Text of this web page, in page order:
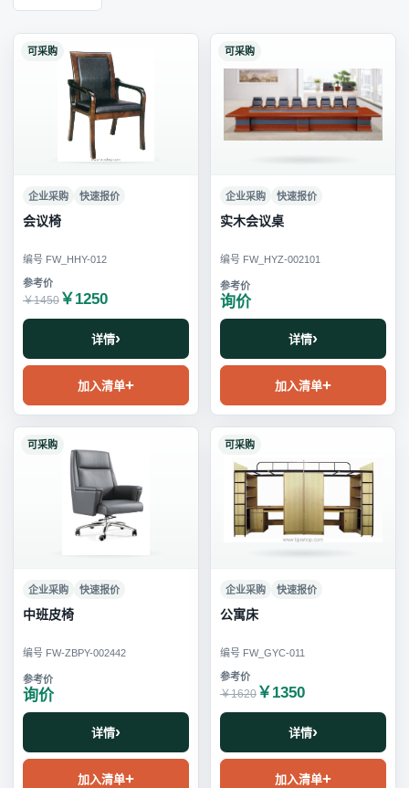
可采购
企业采购 快速报价
会议椅
编号 FW_HHY-012
￥1450 ￥1250
详情
加入清单
可采购
企业采购 快速报价
实木会议桌
编号 FW_HYZ-002101
询价
详情
加入清单
可采购
企业采购 快速报价
中班皮椅
编号 FW-ZBPY-002442
询价
详情
加入清单
可采购
企业采购 快速报价
公寓床
编号 FW_GYC-011
￥1620 ￥1350
详情
加入清单